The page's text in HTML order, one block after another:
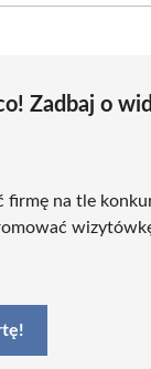
Zadbaj o
firmę na tle